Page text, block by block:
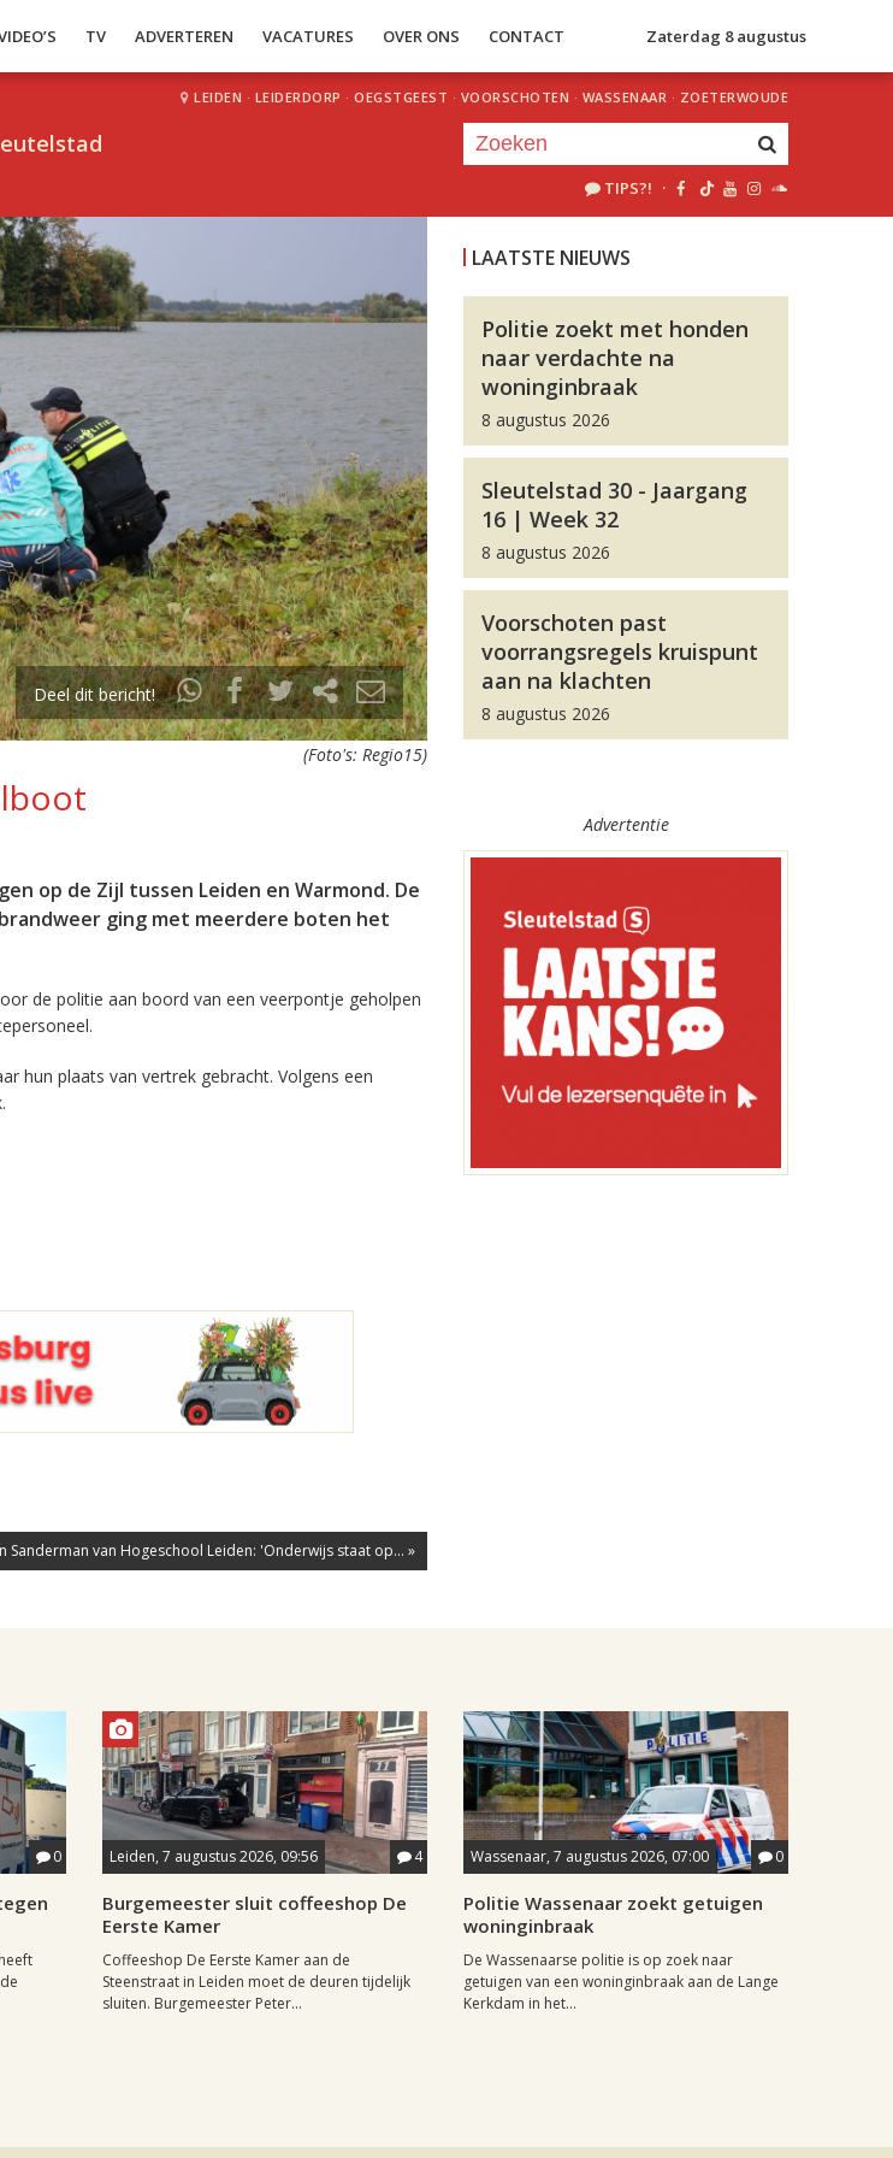
TV ADVERTEREN VACATURES OVER ONS CONTACT Zaterdag 8 augustus
LEIDEN · LEIDERDORP · OEGSTGEEST · VOORSCHOTEN · WASSENAAR · ZOETERWOUDE
TIPS?! ·
Deel dit bericht!
(Foto's: Regio15)
op de Zijl tussen Leiden en Warmond. De
ging met meerdere boten het
de politie aan boord van een veerpontje geholpen
hun plaats van vertrek gebracht. Volgens een
Sanderman van Hogeschool Leiden: 'Onderwijs staat op... »
LAATSTE NIEUWS
Politie zoekt met honden
naar verdachte na
woninginbraak
8 augustus 2026
Sleutelstad 30 - Jaargang
16 | Week 32
8 augustus 2026
Voorschoten past
voorrangsregels kruispunt
aan na klachten
8 augustus 2026
Advertentie
0 Leiden, 7 augustus 2026, 09:56 4
Burgemeester sluit coffeeshop De
Eerste Kamer
Coffeeshop De Eerste Kamer aan de
Steenstraat in Leiden moet de deuren tijdelijk
sluiten. Burgemeester Peter...
Wassenaar, 7 augustus 2026, 07:00 0
Politie Wassenaar zoekt getuigen
woninginbraak
De Wassenaarse politie is op zoek naar
getuigen van een woninginbraak aan de Lange
Kerkdam in het...